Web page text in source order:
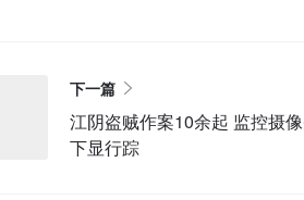
下一篇
江阴盗贼作案10余起 监控摄
下显行踪